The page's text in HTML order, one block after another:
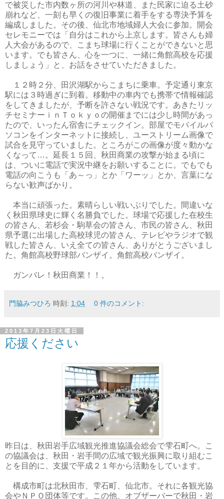
で被災した市内数ヶ所の河川や林道、また民家に迫る土砂
崩れなど、一刻も早くの復旧事業に着手をする専決予算を
編成しました。その後、仙北市地域婦人大会に参加。開会
セレモニーでは「自分はこれから上京します。皆さんも婦
人大会があるので、こまち球場に行くことができないと思
います。でも皆さん、心を一つに、一緒に角館高校を応援
しましょう」と、お話をさせていただきました。
１２時２分、田沢湖駅からこまちに乗車。予定通り東京
駅には３時過ぎに到着。移動中の車内でも携帯で情報確認
をしてきましたが、予断を許さない戦況です。あきたリッ
チセミナーｉｎＴｏｋｙｏの開催までには少し時間があっ
たので、いったん宿舎にチェックイン。部屋でモバイルパ
ソコンをインターネットに接続し、ユーストリーム画像で
試合を見守っていました。ところがこの画像が度々動かな
くなって…。延長１５回、秋田商業の攻撃が始まる頃に
は、ついに電話で実況中継をお願いすることに。でもでも
電話の向こうも「あ～っ」とか「ワーッ」とか、言葉にな
らない歓声ばかり。
本当に頑張った。素晴らしい戦いぶりでした。間違いな
く秋田県球史に輝く名勝負でした。球場で応援した在校生
の皆さん、若杉会・駒草会の皆さん、市民の皆さん、秋田
県予選に出場した高校球児の皆さん、テレビやラジオで観
戦した皆さん、いえ全ての皆さん、ありがとうございまし
た。角館高校野球部バンザイ。角館高校バンザイ。
ガンバレ！秋田商業！！。
門脇みつひろ 時刻: 1:04 0 件のコメント:
2013年7月23日火曜日
応援ください
昨日は、秋田岩手広域観光推進協議会総会で雫石町へ。こ
の協議会は、秋田・岩手間の広域で観光振興に取り組むこ
とを目的に、支援で平成２１年から活動をしています。
構成市町は北秋田市、雫石町、仙北市。それに各観光協
会やＮＰＯ団体等です。この他、オブザーバーで秋田・岩